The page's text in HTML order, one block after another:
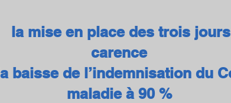
la mise en place des trois
carence
baisse de l’indemnisation du
maladie à 90 %